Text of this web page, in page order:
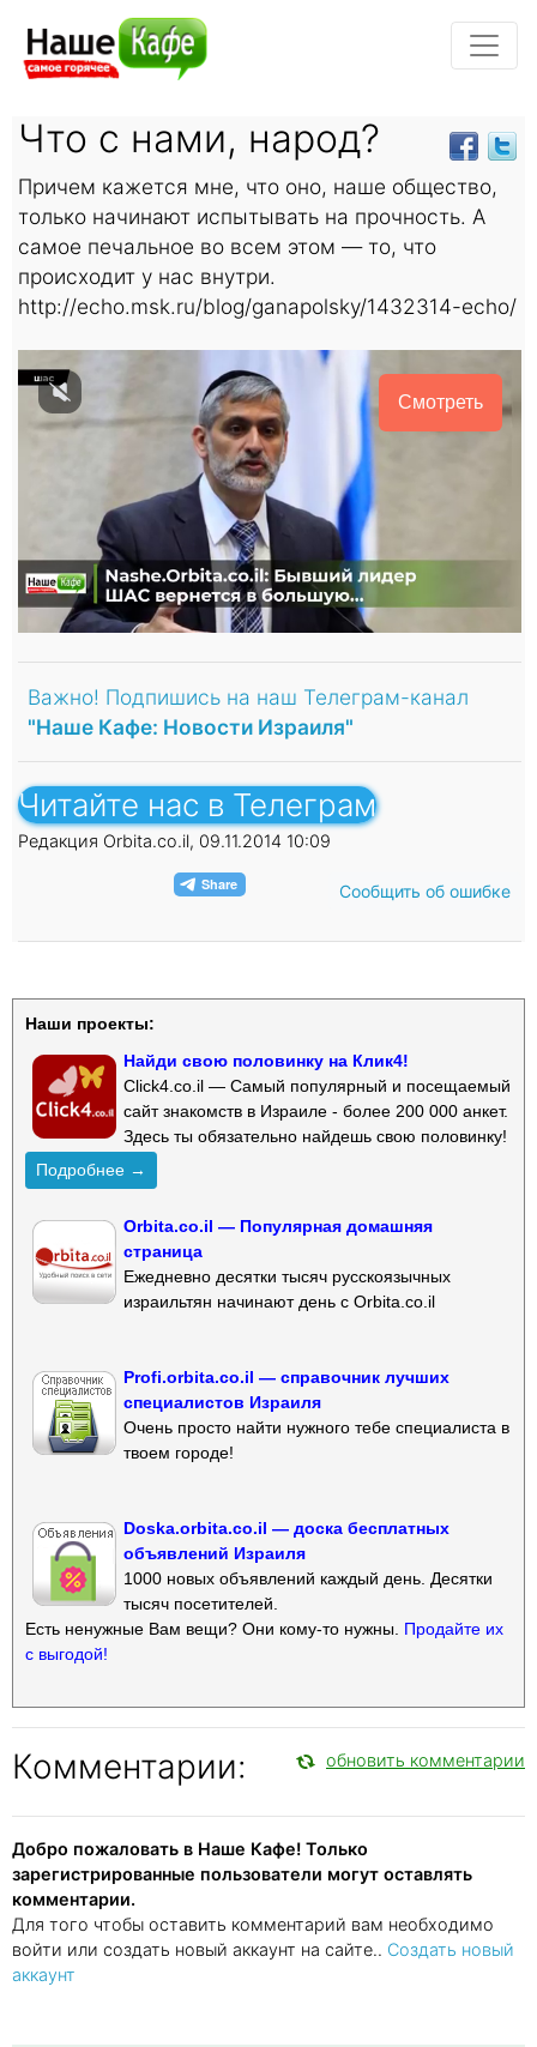
Что с нами, народ?
Причем кажется мне, что оно, наше общество,
только начинают испытывать на прочность. А
самое печальное во всем этом — то, что
происходит у нас внутри.
http://echo.msk.ru/blog/ganapolsky/1432314-echo/
Смотреть
Важно! Подпишись на наш Телеграм-канал
"Наше Кафе: Новости Израиля"
Читайте нас в Телеграм
Редакция Orbita.co.il, 09.11.2014 10:09
Сообщить об ошибке
Наши проекты:
Найди свою половинку на Клик4!
Click4.co.il — Самый популярный и посещаемый
сайт знакомств в Израиле - более 200 000 анкет.
Здесь ты обязательно найдешь свою половинку!
Подробнее →
Orbita.co.il — Популярная домашняя
страница
Ежедневно десятки тысяч русскоязычных
израильтян начинают день с Orbita.co.il
Profi.orbita.co.il — справочник лучших
специалистов Израиля
Очень просто найти нужного тебе специалиста в
твоем городе!
Doska.orbita.co.il — доска бесплатных
объявлений Израиля
1000 новых объявлений каждый день. Десятки
тысяч посетителей.
Есть ненужные Вам вещи? Они кому-то нужны. Продайте их
с выгодой!
Комментарии: обновить комментарии
Добро пожаловать в Наше Кафе! Только
зарегистрированные пользователи могут оставлять
комментарии.
Для того чтобы оставить комментарий вам необходимо
войти или создать новый аккаунт на сайте.. Создать новый
аккаунт